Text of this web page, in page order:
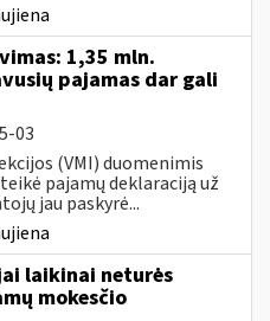
1,35 mln.
pajamas dar gali
03
(VMI) duomenimis
pajamų deklaraciją už
jau paskyrė...
laikinai neturės
mokesčio